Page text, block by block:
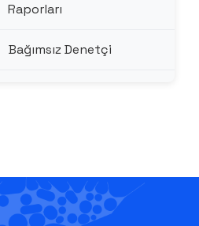
Raporları
Bağımsız Denetçi